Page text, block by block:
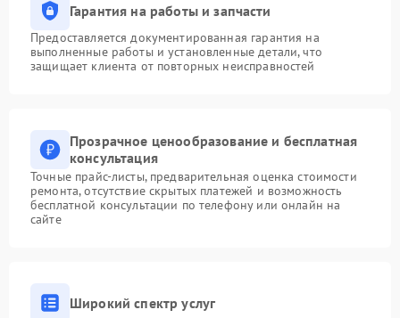
Гарантия на работы и запчасти
Предоставляется документированная гарантия на
выполненные работы и установленные детали, что
защищает клиента от повторных неисправностей
Прозрачное ценообразование и бесплатная
консультация
Точные прайс-листы, предварительная оценка стоимости
ремонта, отсутствие скрытых платежей и возможность
бесплатной консультации по телефону или онлайн на
сайте
Широкий спектр услуг